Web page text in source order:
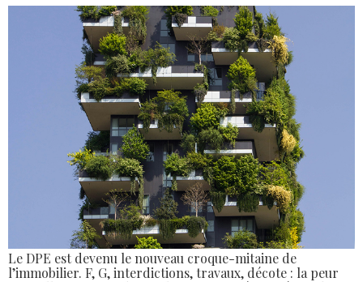
Le DPE est devenu le nouveau croque-mitaine de
l’immobilier. F, G, interdictions, travaux, décote : la peur